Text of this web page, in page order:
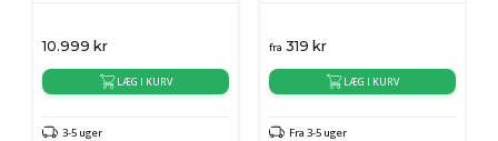
10.999 kr
LÆG I KURV
3-5 uger
fra 319 kr
LÆG I KURV
Fra 3-5 uger